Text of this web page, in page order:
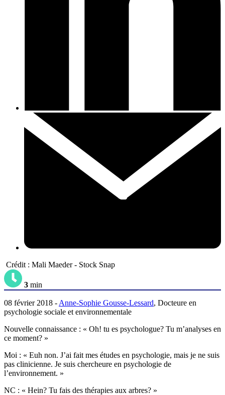
Crédit : Mali Maeder - Stock Snap
3 min
08 février 2018 - Anne-Sophie Gousse-Lessard, Docteure en
psychologie sociale et environnementale
Nouvelle connaissance : « Oh! tu es psychologue? Tu m’analyses en
ce moment? »
Moi : « Euh non. J’ai fait mes études en psychologie, mais je ne suis
pas clinicienne. Je suis chercheure en psychologie de
l’environnement. »
NC : « Hein? Tu fais des thérapies aux arbres? »